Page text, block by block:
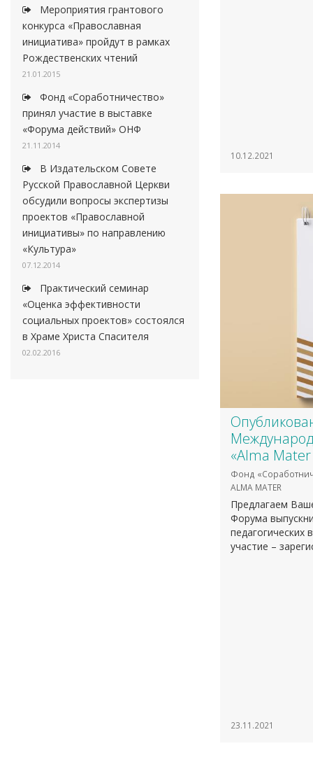
Мероприятия грантового
конкурса «Православная
инициатива» пройдут в рамках
Рождественских чтений
21.01.2015
Фонд «Соработничество»
принял участие в выставке
«Форума действий» ОНФ
21.11.2014
В Издательском Совете
Русской Православной Церкви
обсудили вопросы экспертизы
проектов «Православной
инициативы» по направлению
«Культура»
07.12.2014
Практический семинар
«Оценка эффективности
социальных проектов» состоялся
в Храме Христа Спасителя
02.02.2016
10.12.2021
«Alma
Фонд
ALMA MATER
Предлагаем
Форума
педагогических
участие –
23.11.2021